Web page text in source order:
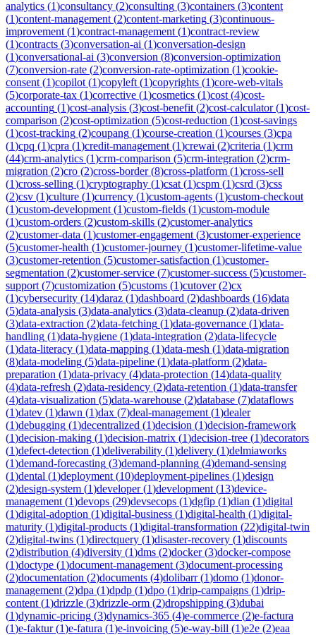
analytics (1)consultancy (2)consulting (3)containers (3)content
(1)content-management (2)content-marketing (3)continuous-
improvement (1)contract-management (1)contract-review
(1)contracts (3)conversation-ai (1)conversation-design
(1)conversational-ai (3)conversion (8)conversion-optimization
(7)conversion-rate (2)conversion-rate-optimization (1)cookie-
consent (1)copilot (1)copyleft (1)copyrights (1)core-web-vitals
(5)corporate-tax (1)corrective (1)cosmetics (1)cost (4)cost-
accounting (1)cost-analysis (3)cost-benefit (2)cost-calculator(1)cost-
comparison (2)cost-optimization (5)cost-reduction (1)cost-savings
(1)cost-tracking (2)coupang (1)course-creation (1)courses (3)cpa
(1)cpq (1)cpra (1)credit-management (1)crewai (2)criteria (1)crm
(44)crm-analytics (1)crm-comparison (5)crm-integration (2)crm-
migration (2)cro (2)cross-border(8)cross-platform (1)cross-sell
(1)cross-selling (1)cryptography (1)csat (1)cspm (1)csrd (3)css
(2)csv (1)culture (1)currency (1)custom-agents (1)custom-checkout
(1)custom-development (1)custom-fields (1)custom-module
(1)custom-orders (2)custom-skills (2)customer-analytics
(2)customer-data (1)customer-engagement (3)customer-experience
(5)customer-health (1)customer-journey (1)customer-lifetime-value
(3)customer-retention (5)customer-satisfaction (1)customer-
segmentation (2)customer-service (7)customer-success (5)customer-
support (7)customization (5)customs (1)cutover(2)cx
(1)cybersecurity (14)daraz (1)dashboard (2)dashboards (16)data
(5)data-analysis (3)data-analytics (3)data-cleanup (2)data-driven
(3)data-extraction (2)data-fetching (1)data-governance (1)data-
handling (1)data-hygiene (1)data-integration (2)data-lifecycle
(1)data-literacy (1)data-mapping (1)data-mesh (1)data-migration
(8)data-modeling (5)data-pipeline (1)data-platform (2)data-
preparation (1)data-privacy (4)data-protection (14)data-quality
(4)data-refresh (2)data-residency (2)data-retention (1)data-transfer
(4)data-visualization (5)data-warehouse (2)database (7)dataflows
(1)datev (1)dawn (1)dax (7)deal-management (1)dealer
(1)debugging (1)decentralized (1)decision (1)decision-framework
(1)decision-making (1)decision-matrix (1)decision-tree (1)decorators
(1)defect-detection (1)deliverability (1)delivery (1)delmiaworks
(1)demand-forecasting (3)demand-planning (4)demand-sensing
(1)dental (1)deployment (10)deployment-pipelines (1)design
(2)design-system (1)developer(1)development (13)device-
management (1)devops (29)devsecops (1)dgfip (1)dian (1)digital
(1)digital-adoption (1)digital-business (1)digital-health (1)digital-
maturity (1)digital-products (1)digital-transformation (22)digital-twin
(2)digital-twins (1)directquery (1)disaster-recovery (1)discounts
(2)distribution (4)diversity (1)dms (2)docker(3)docker-compose
(1)doctype (1)document-management (3)document-processing
(2)documentation (2)documents (4)dolibarr(1)domo (1)donor-
management (2)dpa (1)dpdp (1)dpo (1)drip-campaigns (1)drip-
content (1)drizzle (3)drizzle-orm (2)dropshipping (3)dubai
(1)dynamic-pricing (3)dynamics-365 (4)e-commerce (2)e-factura
(1)e-faktur(1)e-fatura (1)e-invoicing (5)e-way-bill (1)e2e (2)eaa